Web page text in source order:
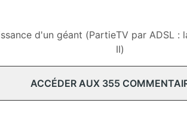
d'un géant (PartieTV par ADSL :
II)
ACCÉDER AUX 355